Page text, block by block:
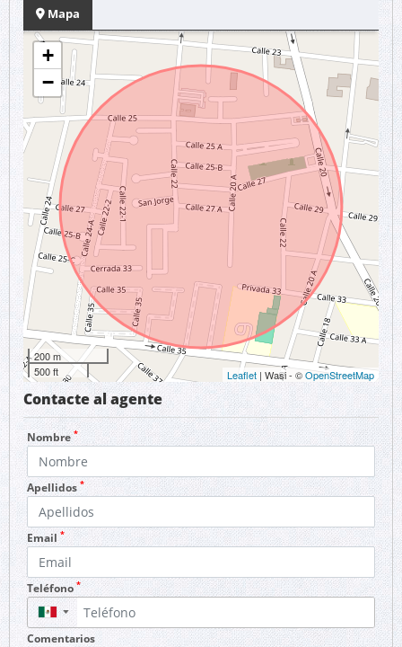
Mapa
+
−
200 m
500 ft
Leaflet | Wasi - ©OpenStreetMap
Contacte al agente
Nombre*
Apellidos *
Email *
Teléfono *
▼
Comentarios